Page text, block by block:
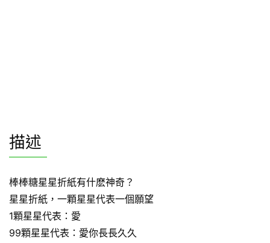
描述
棒棒糖星星折紙有什麽神奇？
星星折紙，一顆星星代表一個願望
1顆星星代表：愛
99顆星星代表：愛你長長久久